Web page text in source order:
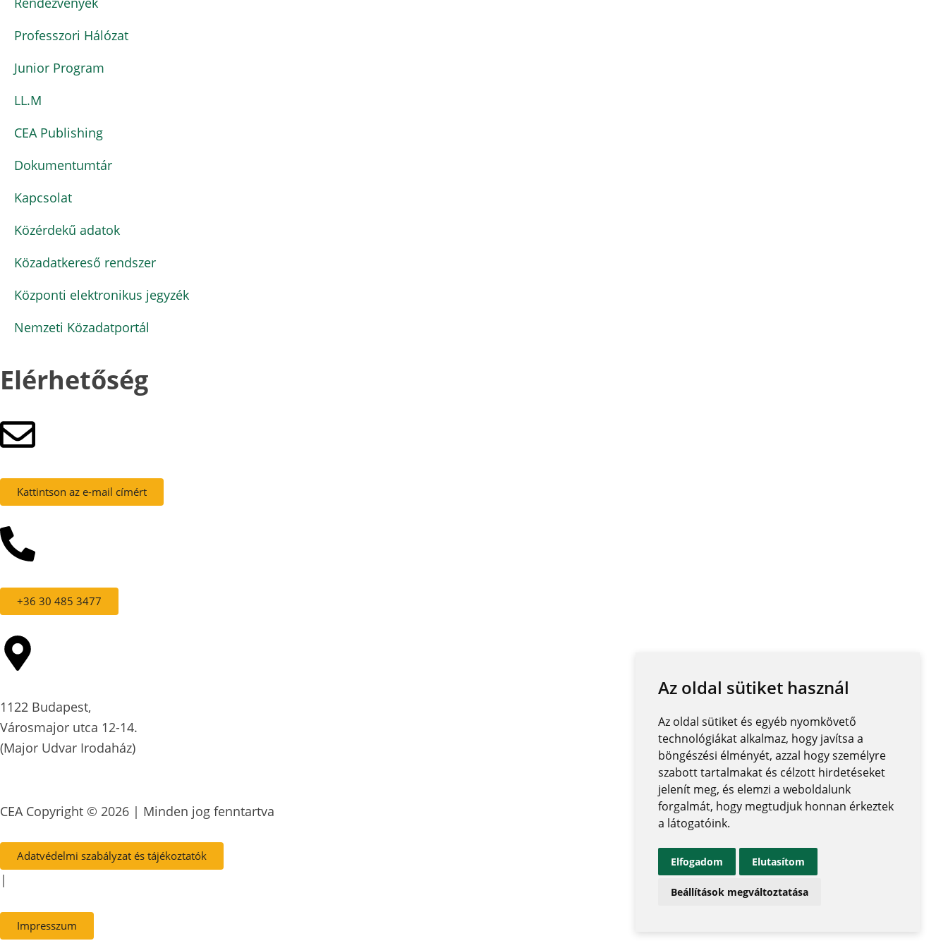
Az oldal sütiket használ
Az oldal sütiket és egyéb nyomkövető
technológiákat alkalmaz, hogy javítsa a
böngészési élményét, azzal hogy személyre
szabott tartalmakat és célzott hirdetéseket
jelenít meg, és elemzi a weboldalunk
forgalmát, hogy megtudjuk honnan érkeztek
a látogatóink.
Elfogadom Elutasítom
Beállítások megváltoztatása
Professzori Hálózat
Junior Program
LL.M
CEA Publishing
Dokumentumtár
Kapcsolat
Közérdekű adatok
Közadatkereső rendszer
Központi elektronikus jegyzék
Nemzeti Közadatportál
Elérhetőség
Kattintson az e-mail címért
+36 30 485 3477
1122 Budapest,
Városmajor utca 12-14.
(Major Udvar Irodaház)
CEA Copyright © 2026 | Minden jog fenntartva
Adatvédelmi szabályzat és tájékoztatók
|
Impresszum